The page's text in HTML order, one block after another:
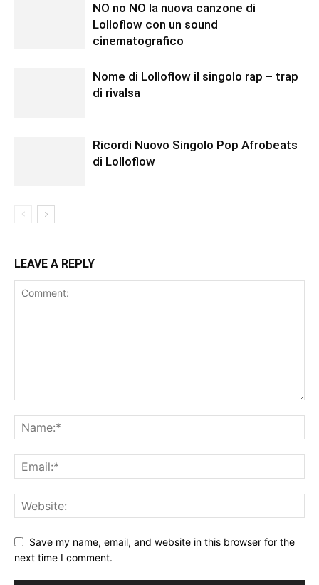
NO no NO la nuova canzone di
Lolloflow con un sound
cinematografico
Nome di Lolloflow il singolo rap – trap
di rivalsa
Ricordi Nuovo Singolo Pop Afrobeats
di Lolloflow
LEAVE A REPLY
Save my name, email, and website in this browser for the
next time I comment.